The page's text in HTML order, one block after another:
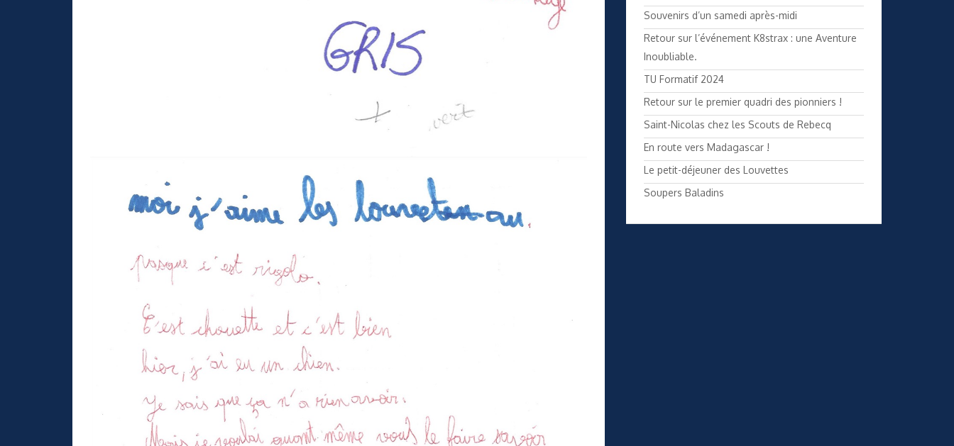
Souvenirs d’un samedi après-midi
Retour sur l’événement K8strax : une Aventure
Inoubliable.
TU Formatif 2024
Retour sur le premier quadri des pionniers !
Saint-Nicolas chez les Scouts de Rebecq
En route vers Madagascar !
Le petit-déjeuner des Louvettes
Soupers Baladins